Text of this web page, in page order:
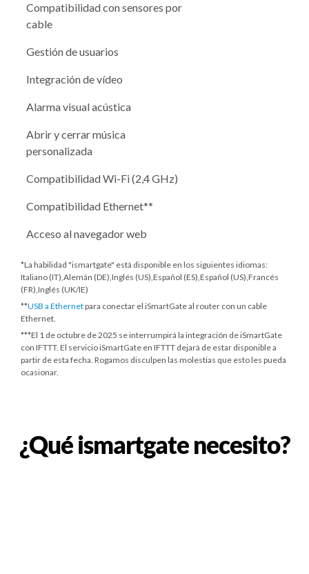
Compatibilidad con sensores por
cable
Gestión de usuarios
Integración de vídeo
Alarma visual acústica
Abrir y cerrar música
personalizada
Compatibilidad Wi-Fi (2,4 GHz)
Compatibilidad Ethernet**
Acceso al navegador web
*La habilidad "ismartgate" está disponible en los siguientes idiomas:
Italiano (IT),Alemán (DE),Inglés (US),Español (ES),Español (US),Francés
(FR),Inglés (UK/IE)
**USB a Ethernetpara conectar el iSmartGate al router con un cable
Ethernet.
***El 1 de octubre de 2025 se interrumpirá la integración de iSmartGate
con IFTTT. El servicio iSmartGate en IFTTT dejará de estar disponible a
partir de esta fecha. Rogamos disculpen las molestias que esto les pueda
ocasionar.
¿Qué ismartgate necesito?